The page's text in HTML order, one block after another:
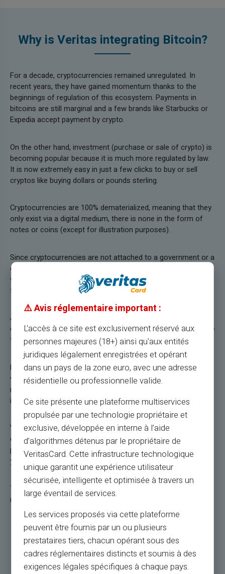
Why is Veritas integrating Bitcoin?
For a decade, cryptocurrencies remained unregulated. In
recent years, they have gained momentum thanks to the
beginnings of regulation of this ecosystem. Payments in
bitcoins are still marginal and a few brands like Starbucks or
Expedia accept payment by crypto.
On the other hand, investment (purchase or sale of crypto) is
becoming popular because it is much more regulated by law.
It is now extremely easy in just a few clicks to buy or sell
cryptos like buying dollars or pounds sterling.
Cryptocurrencies are 100% dematerialized, meaning that they
only exist via a digital medium, there is none in the form of
notes or coins (except for illustration purposes).
Since cryptocurrencies are not attached to a government or a
central bank, Bitcoin, for example, has value all over the world,
without exchange fees. But as with buying or selling currency,
fees associated with buying or selling Bitcoin exist.
As with the purchase of a currency, the purchase of a Bitcoin
cannot be cancelled. If you regret your purchase, you will have
to resell your bitcoins.
But there is a BUT: Volatility. The price of Bitcoin can change
very sharply, very quickly and without emergency stopping
measures. So saying that Bitcoin can gain 100% or lose 99%
in a few minutes is not technically impossible.
Veritas will gradually make a crypto wallet available to its
customers. This crypto wallet will not be connected to Veritas
payment methods (debit card or prepaid card type). To use
your assets, you will first have to sell your cryptos for euros.
To be the first to benefit from the Veritas cryptowallet,
register here by filling out the form.
I pre-register
⚠️ Avis réglementaire important :
L'accès à ce site est exclusivement réservé aux
personnes majeures (18+) ainsi qu'aux entités
juridiques légalement enregistrées et opérant
dans un pays de la zone euro, avec une adresse
résidentielle ou professionnelle valide.
Ce site présente une plateforme multiservices
propulsée par une technologie propriétaire et
exclusive, développée en interne à l’aide
d’algorithmes détenus par le propriétaire de
VeritasCard. Cette infrastructure technologique
unique garantit une expérience utilisateur
sécurisée, intelligente et optimisée à travers un
large éventail de services.
Les services proposés via cette plateforme
peuvent être fournis par un ou plusieurs
prestataires tiers, chacun opérant sous des
cadres réglementaires distincts et soumis à des
exigences légales spécifiques à chaque pays.